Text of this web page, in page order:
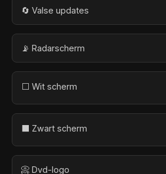
🔄 Valse updates
📡 Radarscherm
⬜ Wit scherm
⬛ Zwart scherm
📀 Dvd-logo